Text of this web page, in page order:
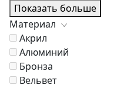
Показать больше
Материал
Акрил
Алюминий
Бронза
Вельвет